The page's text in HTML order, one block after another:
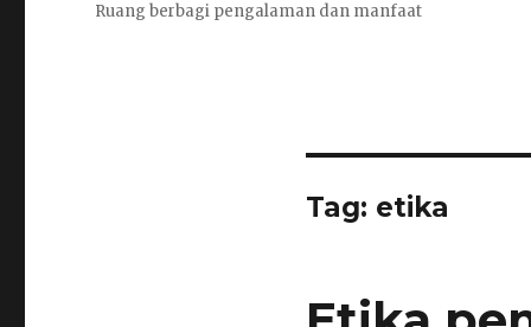
Ruang berbagi pengalaman dan manfaat
Tag: etika